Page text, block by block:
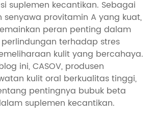
suplemen kecantikan. Sebagai
senyawa provitamin A yang kuat,
peran penting dalam
terhadap stres
kulit yang bercahaya.
ini, CASOV, produsen
kulit oral berkualitas tinggi,
pentingnya bubuk beta
suplemen kecantikan.